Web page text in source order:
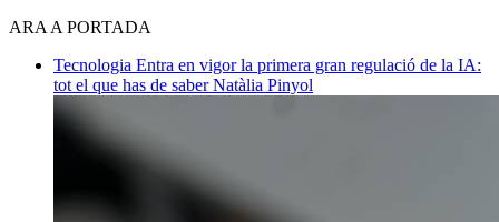
ARA A PORTADA
Tecnologia Entra en vigor la primera gran regulació de la IA:
tot el que has de saberNatàlia Pinyol